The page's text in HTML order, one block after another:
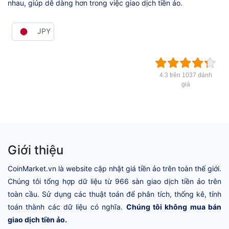
nhau, giúp dễ dàng hơn trong việc giao dịch tiền ảo.
JPY
4.3 trên 1037 đánh
giá
Giới thiệu
CoinMarket.vn là website cập nhật giá tiền ảo trên toàn thế giới.
Chúng tôi tổng hợp dữ liệu từ 966 sàn giao dịch tiền ảo trên
toàn cầu. Sử dụng các thuật toán để phân tích, thống kê, tính
toán thành các dữ liệu có nghĩa. Chúng tôi không mua bán
giao dịch tiền ảo.